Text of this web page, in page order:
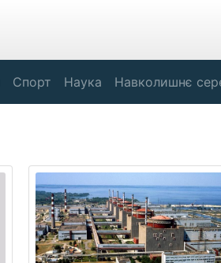
Спорт Наука Навколишнє